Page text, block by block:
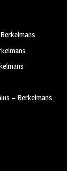
– Berkelmans